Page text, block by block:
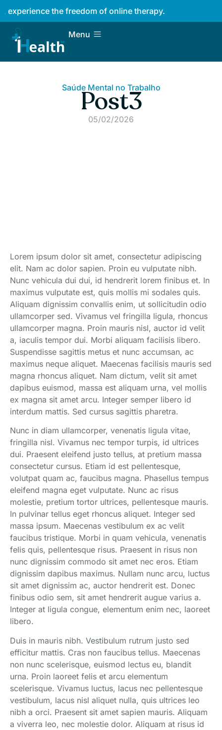
Taking care of your mind
Menu
Saúde Mental no Trabalho
Post3
05/02/2026
Lorem ipsum dolor sit amet, consectetur adipiscing
elit. Nam ac dolor sapien. Proin eu vulputate nibh.
Nunc vehicula dui dui, id hendrerit lorem finibus et. In
maximus vulputate est, quis mollis mi sodales quis.
Aliquam dignissim convallis enim, ut sollicitudin odio
ullamcorper sed. Vivamus vel fringilla ligula, rhoncus
ullamcorper magna. Proin mauris nisl, auctor id velit
a, iaculis tempor dui. Morbi aliquam facilisis libero.
Suspendisse sagittis metus et nunc accumsan, ac
maximus neque aliquet. Maecenas facilisis mauris sed
magna rhoncus aliquet. Nam dictum, velit sit amet
dapibus euismod, massa est aliquam urna, vel mollis
ex magna sit amet arcu. Integer semper libero id
interdum mattis. Sed cursus sagittis pharetra.
Nunc in diam ullamcorper, venenatis ligula vitae,
fringilla nisl. Vivamus nec tempor turpis, id ultrices
dui. Praesent eleifend justo tellus, at pretium massa
consectetur cursus. Etiam id est pellentesque,
volutpat quam ac, faucibus magna. Phasellus tempus
eleifend magna eget vulputate. Nunc ac risus
molestie, pretium tortor ultrices, pellentesque mauris.
In pulvinar tellus eget rhoncus aliquet. Integer sed
massa ipsum. Maecenas vestibulum ex ac velit
faucibus tristique. Morbi in quam vehicula, venenatis
felis quis, pellentesque risus. Praesent in risus non
nunc dignissim commodo sit amet nec eros. Etiam
dignissim dapibus maximus. Nullam nunc arcu, luctus
sit amet dignissim ac, auctor hendrerit est. Donec
finibus odio sem, sit amet hendrerit augue varius a.
Integer at ligula congue, elementum enim nec, laoreet
libero.
Duis in mauris nibh. Vestibulum rutrum justo sed
efficitur mattis. Cras non faucibus tellus. Maecenas
non nunc scelerisque, euismod lectus eu, blandit
urna. Proin laoreet felis et arcu elementum
scelerisque. Vivamus luctus, lacus nec pellentesque
vestibulum, lacus nisl aliquet nulla, quis ultrices leo
nibh a orci. Praesent sit amet sapien mauris. Aliquam
a viverra leo, nec molestie dolor. Aliquam at risus id